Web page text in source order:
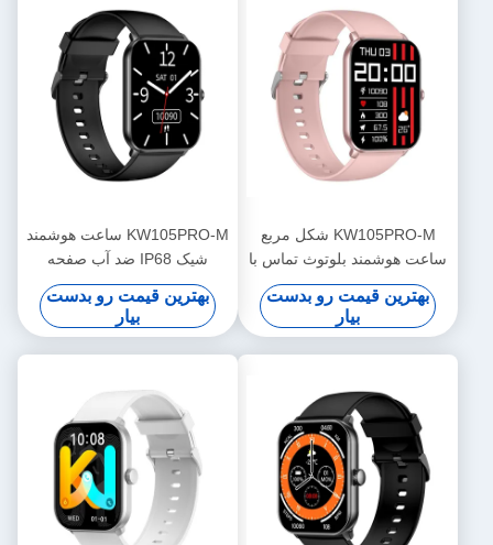
KW105PRO-M شکل مربع
ساعت هوشمند بلوتوث تماس با
ساعت هوشمند نمایش آمولد
بهترین قیمت رو بدست
بیار
KW105PRO-M ساعت هوشمند
شیک IP68 ضد آب صفحه
نمایش TFT ساعت هوشمند
بهترین قیمت رو بدست
بیار